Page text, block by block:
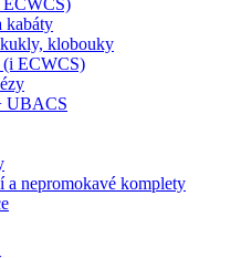
kabáty
klobouky
ECWCS)
UBACS
a nepromokavé komplety